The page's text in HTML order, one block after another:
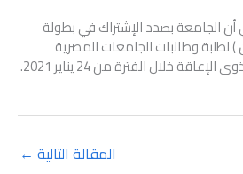
الجامعة بصدد الإشتراك في بطولة
) لطلبة وطالبات الجامعات المصرية
خلال الفترة من 24 يناير 2021.
المقالة التالية ←